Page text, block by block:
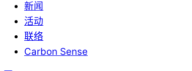
新闻
活动
联络
Carbon Sense